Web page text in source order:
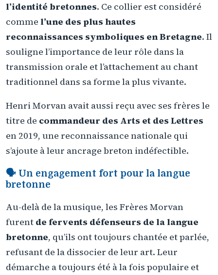
l’identité bretonnes. Ce collier est considéré
comme l’une des plus hautes
reconnaissances symboliques en Bretagne. Il
souligne l’importance de leur rôle dans la
transmission orale et l’attachement au chant
traditionnel dans sa forme la plus vivante.
Henri Morvan avait aussi reçu avec ses frères le
titre de commandeur des Arts et des Lettres
en 2019, une reconnaissance nationale qui
s’ajoute à leur ancrage breton indéfectible.
🗣️ Un engagement fort pour la langue
bretonne
Au-delà de la musique, les Frères Morvan
furent de fervents défenseurs de la langue
bretonne, qu’ils ont toujours chantée et parlée,
refusant de la dissocier de leur art. Leur
démarche a toujours été à la fois populaire et